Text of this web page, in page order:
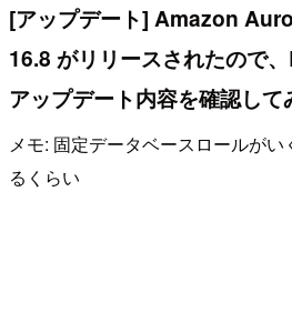
[アップデート] Amazon
16.8 がリリースされたので
アップデート内容を確認して
メモ: 固定データベースロールが
るくらい